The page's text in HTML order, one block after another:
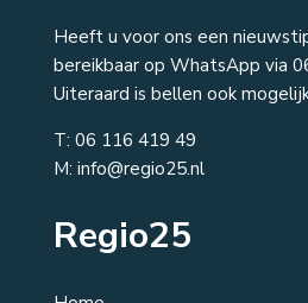
Heeft u voor ons een
bereikbaar op WhatsApp via
Uiteraard is bellen ook
T: 06 116 419 49
M: info@regio25.nl
Regio25